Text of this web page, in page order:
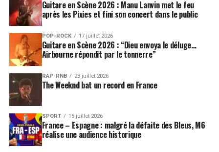
Guitare en Scène 2026 : Manu Lanvin met le feu
après les Pixies et fini son concert dans le public
POP-ROCK 17 juillet 2026
Guitare en Scène 2026 : “Dieu envoya le déluge…
Airbourne répondit par le tonnerre”
RAP-RNB 23 juillet 2026
The Weeknd bat un record en France
SPORT 15 juillet 2026
France – Espagne : malgré la défaite des Bleus, M6
réalise une audience historique